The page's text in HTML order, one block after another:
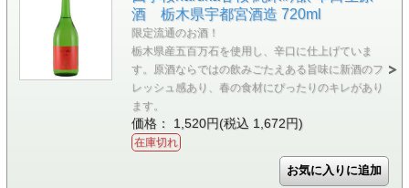
酒 栃木県宇都宮酒造 720ml
限定流通のお酒！
栃木県産五百万石を使用し、辛口に仕上げていま
す。原酒ならではの飲みごたえある旨味に新酒のフ
レッシュ感あり、春の食材にぴったりのキレがあり
ます。
価格： 1,520円(税込 1,672円)
在庫切れ